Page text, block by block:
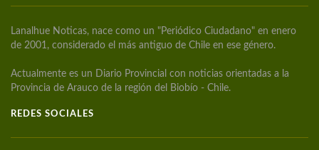
Lanalhue Noticas, nace como un "Periódico Ciudadano" en enero
de 2001, considerado el más antiguo de Chile en ese género.
Actualmente es un Diario Provincial con noticias orientadas a la
Provincia de Arauco de la región del Biobío - Chile.
REDES SOCIALES